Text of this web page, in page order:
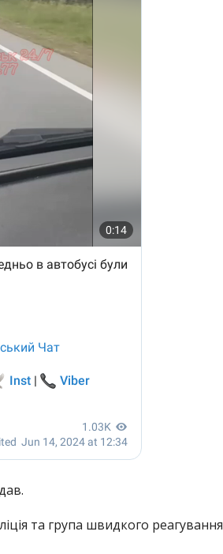
та група швидкого реагування